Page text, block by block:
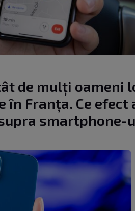
de mulți oameni
Franța. Ce efect
smartphone-